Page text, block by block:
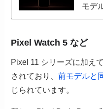
モデ
Pixel Watch 5 など
Pixel 11 シリーズに加えて
されており、前モデルと
じられています。